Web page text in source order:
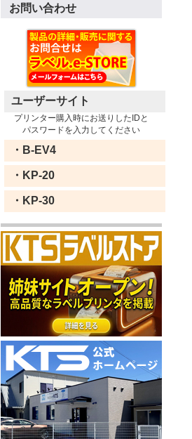
お問い合わせ
ユーザーサイト
プリンター購入時にお送りしたIDと
パスワードを入力してください
・B-EV4
・KP-20
・KP-30